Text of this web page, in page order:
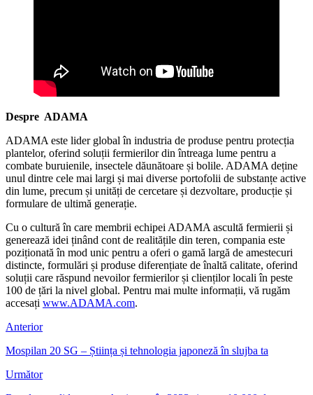
Despre ADAMA
ADAMA este lider global în industria de produse pentru protecția
plantelor, oferind soluții fermierilor din întreaga lume pentru a
combate buruienile, insectele dăunătoare și bolile. ADAMA deține
unul dintre cele mai largi și mai diverse portofolii de substanțe active
din lume, precum și unități de cercetare și dezvoltare, producție și
formulare de ultimă generație.
Cu o cultură în care membrii echipei ADAMA ascultă fermierii și
generează idei ținând cont de realitățile din teren, compania este
poziționată în mod unic pentru a oferi o gamă largă de amestecuri
distincte, formulări și produse diferențiate de înaltă calitate, oferind
soluții care răspund nevoilor fermierilor și clienților locali în peste
100 de țări la nivel global. Pentru mai multe informații, vă rugăm
accesați www.ADAMA.com.
Anterior
Mospilan 20 SG – Știința și tehnologia japoneză în slujba ta
Următor